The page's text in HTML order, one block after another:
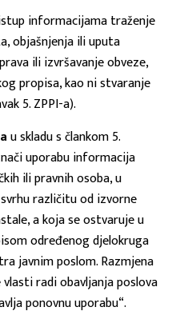
informacijama traženje
objašnjenja ili uputa
ili izvršavanje obveze,
propisa, kao ni stvaranje
5. ZPPI-a).
u skladu s člankom 5.
uporabu informacija
ili pravnih osoba, u
različitu od izvorne
a koja se ostvaruje u
određenog djelokruga
javnim poslom. Razmjena
radi obavljanja poslova
ponovnu uporabu“.